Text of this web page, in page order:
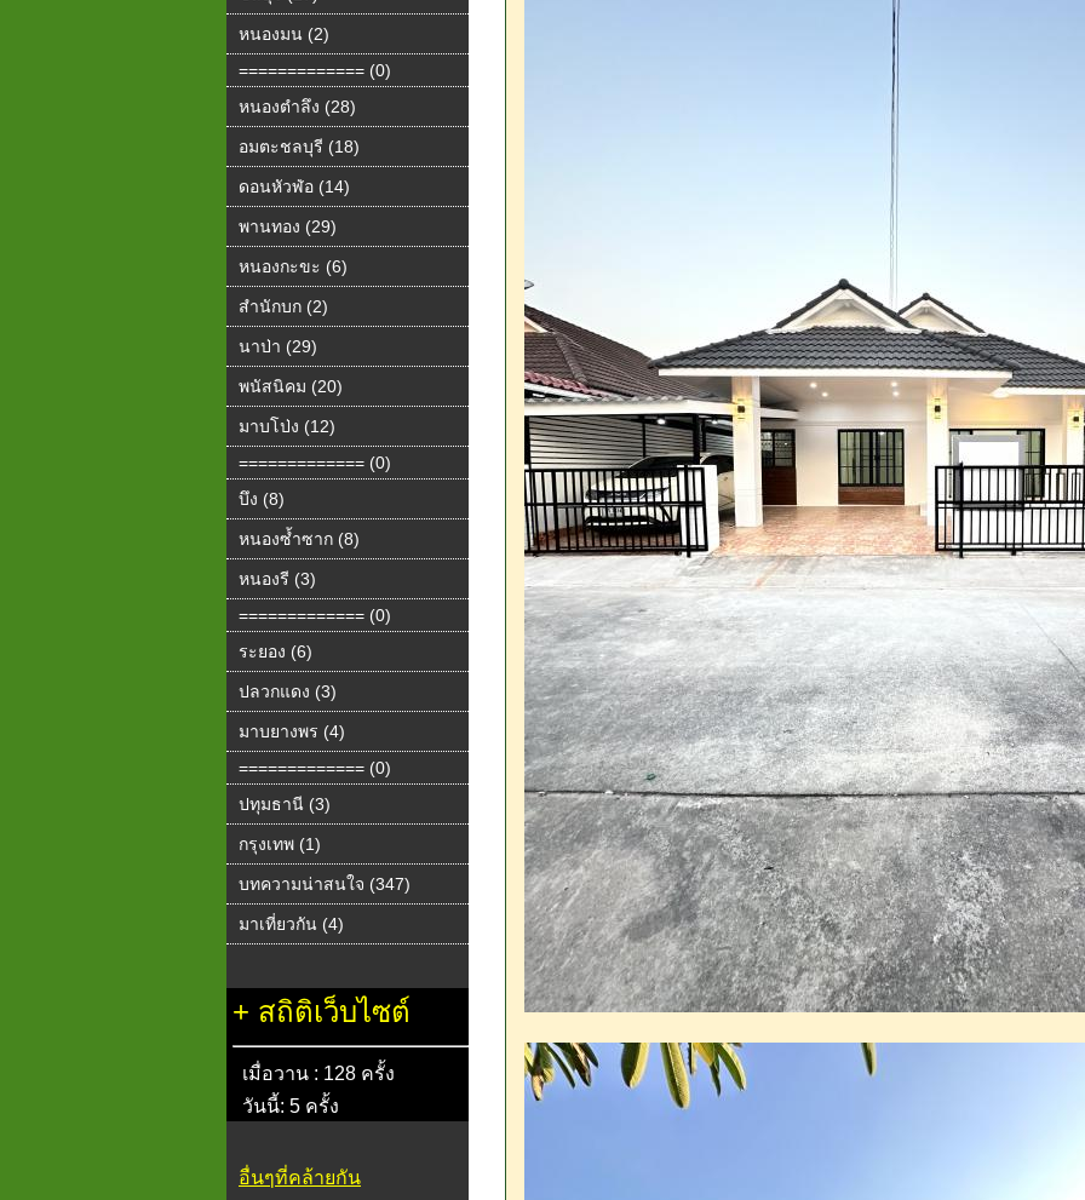
หนองมน (2)
============= (0)
หนองตำลึง (28)
อมตะชลบุรี (18)
ดอนหัวฬ่อ (14)
พานทอง (29)
หนองกะขะ (6)
สำนักบก (2)
นาป่า (29)
พนัสนิคม (20)
มาบโป่ง (12)
============= (0)
บึง (8)
หนองซ้ำซาก (8)
หนองรี (3)
============= (0)
ระยอง (6)
ปลวกแดง (3)
มาบยางพร (4)
============= (0)
ปทุมธานี (3)
กรุงเทพ (1)
บทความน่าสนใจ (347)
มาเที่ยวกัน (4)
+ สถิติเว็บไซต์
เมื่อวาน : 128 ครั้ง
วันนี้: 5 ครั้ง
อื่นๆที่คล้ายกัน